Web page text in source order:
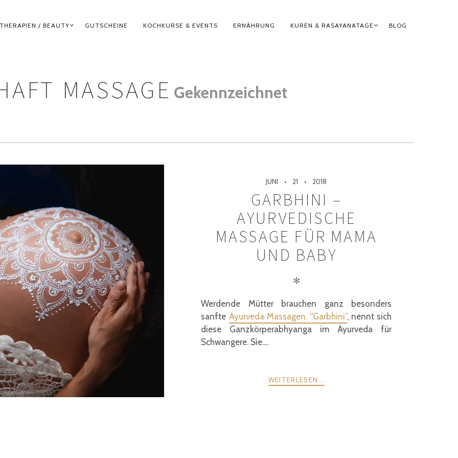
/ BEAUTY GUTSCHEINE KOCHKURSE & EVENTS ERNÄHRUNG KUREN & RASAYANATAGE BLOG
MASSAGE Gekennzeichnet
JUNI 21 2018
GARBHINI –
AYURVEDISCHE
MASSAGE FÜR MAMA
UND BABY
✻
Werdende Mütter brauchen ganz besonders
sanfte Ayurveda Massagen. “Garbhini”, nennt sich
diese Ganzkörperabhyanga im Ayurveda für
Schwangere. Sie....
WEITERLESEN...